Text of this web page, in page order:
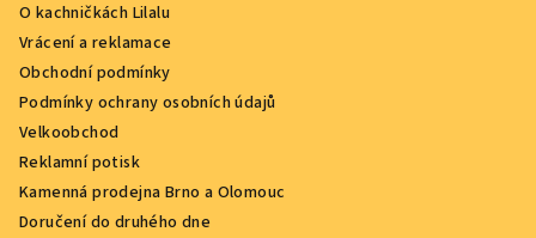
O kachničkách Lilalu
Vrácení a reklamace
Obchodní podmínky
Podmínky ochrany osobních údajů
Velkoobchod
Reklamní potisk
Kamenná prodejna Brno a Olomouc
Doručení do druhého dne